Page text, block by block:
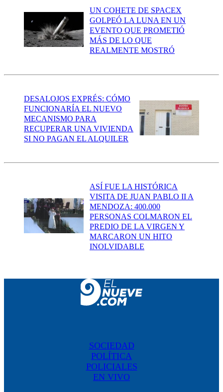
UN COHETE DE SPACEX
GOLPEÓ LA LUNA EN UN
EVENTO QUE PROMETIÓ
MÁS DE LO QUE
REALMENTE MOSTRÓ
DESALOJOS EXPRÉS: CÓMO
FUNCIONARÍA EL NUEVO
MECANISMO PARA
RECUPERAR UNA VIVIENDA
SI NO PAGAN EL ALQUILER
ASÍ FUE LA HISTÓRICA
VISITA DE JUAN PABLO II A
MENDOZA: 400.000
PERSONAS COLMARON EL
PREDIO DE LA VIRGEN Y
MARCARON UN HITO
INOLVIDABLE
SOCIEDAD
POLÍTICA
POLICIALES
EN VIVO